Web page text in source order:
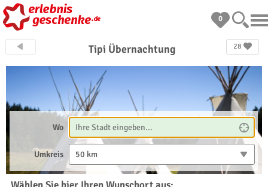
0
28
Tipi Übernachtung
Wo
Umkreis 50 km